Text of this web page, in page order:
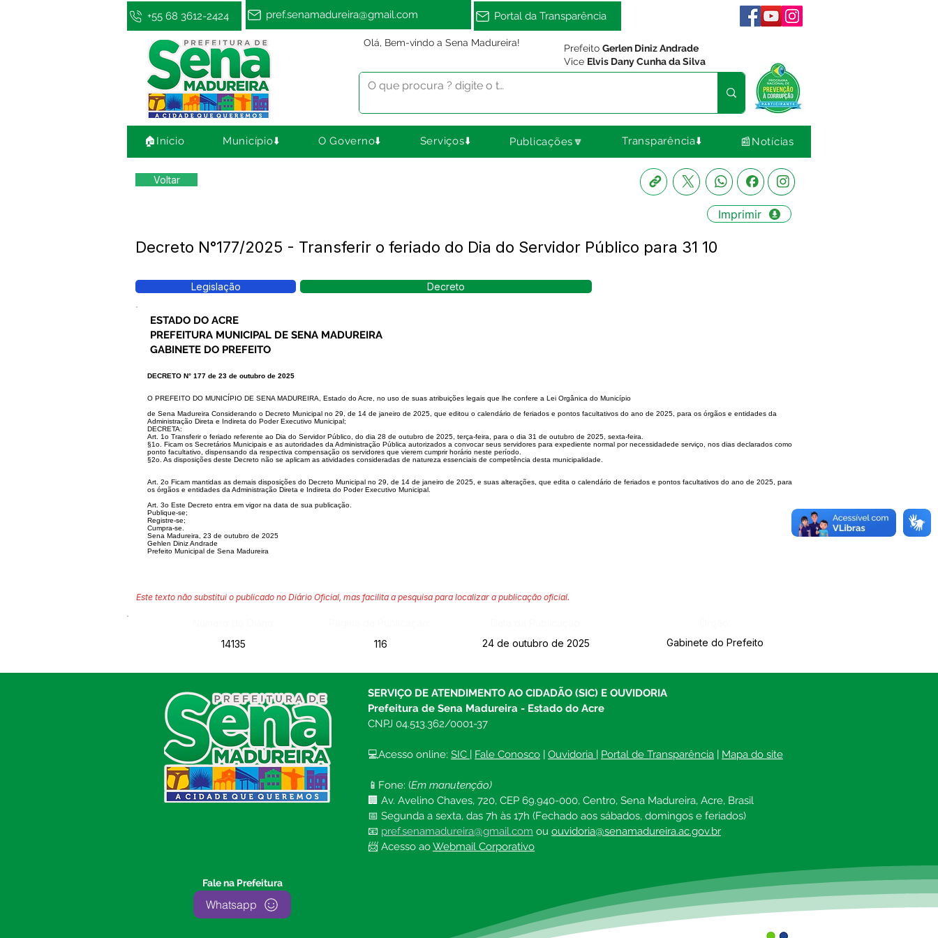
+55 68 3612-2424 pref.senamadureira@gmail.com Portal da Transparência
Olá, Bem-vindo a Sena Madureira! Prefeito Gerlen Diniz Andrade
Vice Elvis Dany Cunha da Silva
🏠Início Município⬇️ O Governo⬇️ Serviços⬇️ Publicações🔽 Transparência⬇️ 📰Notícias
Voltar
Imprimir
Decreto N°177/2025 - Transferir o feriado do Dia do Servidor Público para 31 10
Legislação Decreto
ESTADO DO ACRE
PREFEITURA MUNICIPAL DE SENA MADUREIRA
GABINETE DO PREFEITO
DECRETO N° 177 de 23 de outubro de 2025
O PREFEITO DO MUNICÍPIO DE SENA MADUREIRA, Estado do Acre, no uso de suas atribuições legais que lhe confere a Lei Orgânica do Município
de Sena Madureira Considerando o Decreto Municipal no 29, de 14 de janeiro de 2025, que editou o calendário de feriados e pontos facultativos do ano de 2025, para os órgãos e entidades da
Administração Direta e Indireta do Poder Executivo Municipal;
DECRETA:
Art. 1o Transferir o feriado referente ao Dia do Servidor Público, do dia 28 de outubro de 2025, terça-feira, para o dia 31 de outubro de 2025, sexta-feira.
§1o. Ficam os Secretários Municipais e as autoridades da Administração Pública autorizados a convocar seus servidores para expediente normal por necessidadede serviço, nos dias declarados como
ponto facultativo, dispensando da respectiva compensação os servidores que vierem cumprir horário neste período.
§2o. As disposições deste Decreto não se aplicam as atividades consideradas de natureza essenciais de competência desta municipalidade.
Art. 2o Ficam mantidas as demais disposições do Decreto Municipal no 29, de 14 de janeiro de 2025, e suas alterações, que edita o calendário de feriados e pontos facultativos do ano de 2025, para
os órgãos e entidades da Administração Direta e Indireta do Poder Executivo Municipal.
Art. 3o Este Decreto entra em vigor na data de sua publicação.
Publique-se;
Registre-se;
Cumpra-se.
Sena Madureira, 23 de outubro de 2025
Gehlen Diniz Andrade
Prefeito Municipal de Sena Madureira
Este texto não substitui o publicado no Diário Oficial, mas facilita a pesquisa para localizar a publicação oficial.
14135
116 24 de outubro de 2025 Gabinete do Prefeito
CIDADÃO (SIC) E OUVIDORIA
Prefeitura de Sena Madureira
CNPJ 04.513.362/0001-37
Av. Avelino Chaves, n° 720, 69940-
Sena Madureira, Acre, Brasil
Fone: +55 (68) 9927-0502
SERVIÇO DE ATENDIMENTO AO CIDADÃO (SIC) E OUVIDORIA
Prefeitura de Sena Madureira - Estado do Acre
CNPJ 04.513.362/0001-37
💻Acesso online: SIC | Fale Conosco | Ouvidoria | Portal de Transparência | Mapa do site
📱Fone: (Em manutenção)
🏢 Av. Avelino Chaves, 720, CEP 69.940-000, Centro, Sena Madureira, Acre, Brasil
📅 Segunda a sexta, das 7h às 17h (Fechado aos sábados, domingos e feriados)
📧 pref.senamadureira@gmail.com ou ouvidoria@senamadureira.ac.gov.br
📨 Acesso ao Webmail Corporativo
Fale na Prefeitura
Whatsapp